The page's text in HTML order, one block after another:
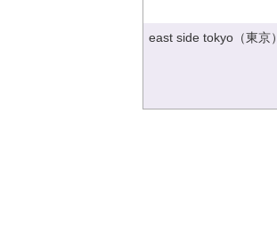
east side tokyo（東京）